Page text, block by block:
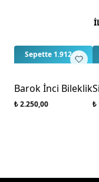
Bu ürün için
Sepette 1.912,50
Barok İnci Bileklik
₺ 2.250,00 ₺